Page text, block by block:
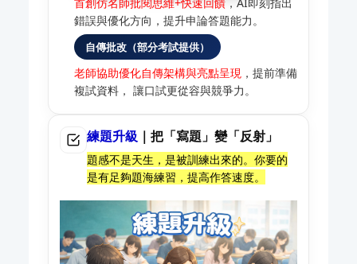
錯誤與優化方向，提升申論答題能力。
自傳批改（部分考試提供）
老師協助優化自傳架構與亮點呈現 ，提前準備
複試資料， 讓口試更從容與競爭力。
練題升級 ｜把「寫題」變「反射」
題感不是天生，是被訓練出來的。你要的
是有足夠題海練習，提高作答速度。